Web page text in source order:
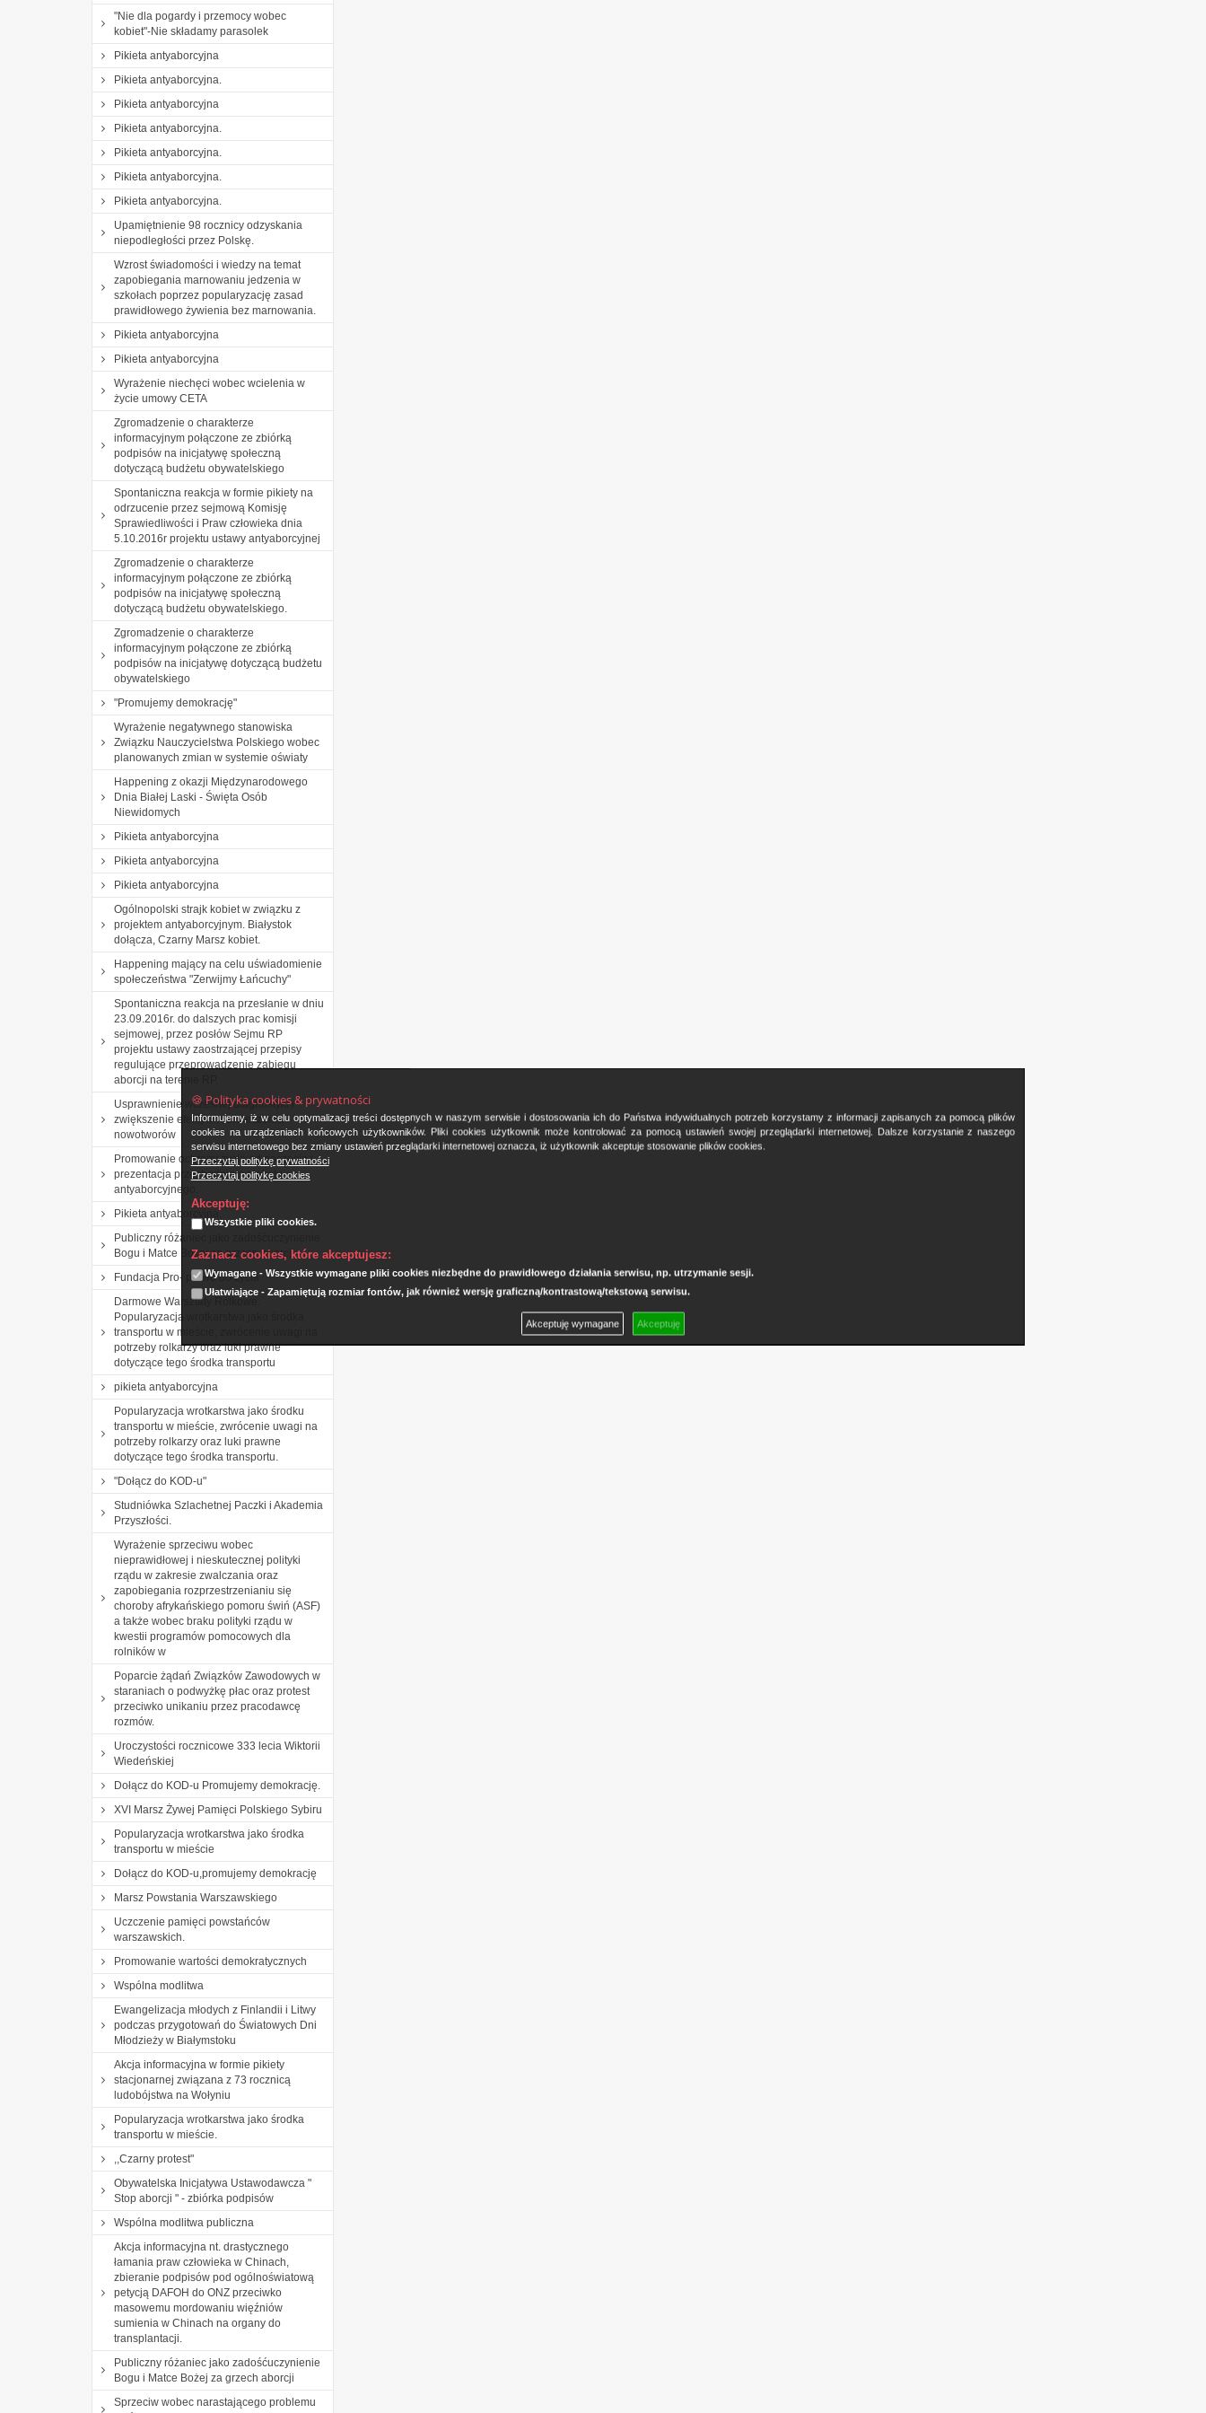
🍪 Polityka cookies & prywatności
Informujemy, iż w celu optymalizacji treści dostępnych w naszym serwisie i dostosowania ich do Państwa indywidualnych potrzeb korzystamy z informacji zapisanych za pomocą plików
cookies na urządzeniach końcowych użytkowników. Pliki cookies użytkownik może kontrolować za pomocą ustawień swojej przeglądarki internetowej. Dalsze korzystanie z naszego
serwisu internetowego bez zmiany ustawień przeglądarki internetowej oznacza, iż użytkownik akceptuje stosowanie plików cookies.
Przeczytaj politykę prywatności
Przeczytaj politykę cookies
Akceptuję:
Wszystkie pliki cookies.
Zaznacz cookies, które akceptujesz:
Wymagane - Wszystkie wymagane pliki cookies niezbędne do prawidłowego działania serwisu, np. utrzymanie sesji.
Ułatwiające - Zapamiętują rozmiar fontów, jak również wersję graficzną/kontrastową/tekstową serwisu.
Akceptuję wymagane Akceptuję
"Nie dla pogardy i przemocy wobec
kobiet"-Nie składamy parasolek
Pikieta antyaborcyjna
Pikieta antyaborcyjna.
Pikieta antyaborcyjna
Pikieta antyaborcyjna.
Pikieta antyaborcyjna.
Pikieta antyaborcyjna.
Pikieta antyaborcyjna.
Upamiętnienie 98 rocznicy odzyskania
niepodległości przez Polskę.
Wzrost świadomości i wiedzy na temat
zapobiegania marnowaniu jedzenia w
szkołach poprzez popularyzację zasad
prawidłowego żywienia bez marnowania.
Pikieta antyaborcyjna
Pikieta antyaborcyjna
Wyrażenie niechęci wobec wcielenia w
życie umowy CETA
Zgromadzenie o charakterze
informacyjnym połączone ze zbiórką
podpisów na inicjatywę społeczną
dotyczącą budżetu obywatelskiego
Spontaniczna reakcja w formie pikiety na
odrzucenie przez sejmową Komisję
Sprawiedliwości i Praw człowieka dnia
5.10.2016r projektu ustawy antyaborcyjnej
Zgromadzenie o charakterze
informacyjnym połączone ze zbiórką
podpisów na inicjatywę społeczną
dotyczącą budżetu obywatelskiego.
Zgromadzenie o charakterze
informacyjnym połączone ze zbiórką
podpisów na inicjatywę dotyczącą budżetu
obywatelskiego
"Promujemy demokrację"
Wyrażenie negatywnego stanowiska
Związku Nauczycielstwa Polskiego wobec
planowanych zmian w systemie oświaty
Happening z okazji Międzynarodowego
Dnia Białej Laski - Święta Osób
Niewidomych
Pikieta antyaborcyjna
Pikieta antyaborcyjna
Pikieta antyaborcyjna
Ogólnopolski strajk kobiet w związku z
projektem antyaborcyjnym. Białystok
dołącza, Czarny Marsz kobiet.
Happening mający na celu uświadomienie
społeczeństwa "Zerwijmy Łańcuchy"
Spontaniczna reakcja na przesłanie w dniu
23.09.2016r. do dalszych prac komisji
sejmowej, przez posłów Sejmu RP
projektu ustawy zaostrzającej przepisy
regulujące przeprowadzenie zabiegu
aborcji na terenie RP.
Usprawnienie wczesnej diagnostyki i
zwiększenie efektywności leczenia
nowotworów
Promowanie ochrony życia od poczęcia i
prezentacja przechodniom plakatu
antyaborcyjnego.
Pikieta antyaborcyjna.
Publiczny różaniec jako zadośćuczynienie
Bogu i Matce Bożej za grzech aborcji.
Fundacja Pro- prawo do życia
Darmowe Warsztaty Rolkowe.
Popularyzacja wrotkarstwa jako środka
transportu w mieście, zwrócenie uwagi na
potrzeby rolkarzy oraz luki prawne
dotyczące tego środka transportu
pikieta antyaborcyjna
Popularyzacja wrotkarstwa jako środku
transportu w mieście, zwrócenie uwagi na
potrzeby rolkarzy oraz luki prawne
dotyczące tego środka transportu.
"Dołącz do KOD-u"
Studniówka Szlachetnej Paczki i Akademia
Przyszłości.
Wyrażenie sprzeciwu wobec
nieprawidłowej i nieskutecznej polityki
rządu w zakresie zwalczania oraz
zapobiegania rozprzestrzenianiu się
choroby afrykańskiego pomoru świń (ASF)
a także wobec braku polityki rządu w
kwestii programów pomocowych dla
rolników w
Poparcie żądań Związków Zawodowych w
staraniach o podwyżkę płac oraz protest
przeciwko unikaniu przez pracodawcę
rozmów.
Uroczystości rocznicowe 333 lecia Wiktorii
Wiedeńskiej
Dołącz do KOD-u Promujemy demokrację.
XVI Marsz Żywej Pamięci Polskiego Sybiru
Popularyzacja wrotkarstwa jako środka
transportu w mieście
Dołącz do KOD-u,promujemy demokrację
Marsz Powstania Warszawskiego
Uczczenie pamięci powstańców
warszawskich.
Promowanie wartości demokratycznych
Wspólna modlitwa
Ewangelizacja młodych z Finlandii i Litwy
podczas przygotowań do Światowych Dni
Młodzieży w Białymstoku
Akcja informacyjna w formie pikiety
stacjonarnej związana z 73 rocznicą
ludobójstwa na Wołyniu
Popularyzacja wrotkarstwa jako środka
transportu w mieście.
,,Czarny protest"
Obywatelska Inicjatywa Ustawodawcza "
Stop aborcji " - zbiórka podpisów
Wspólna modlitwa publiczna
Akcja informacyjna nt. drastycznego
łamania praw człowieka w Chinach,
zbieranie podpisów pod ogólnoświatową
petycją DAFOH do ONZ przeciwko
masowemu mordowaniu więźniów
sumienia w Chinach na organy do
transplantacji.
Publiczny różaniec jako zadośćuczynienie
Bogu i Matce Bożej za grzech aborcji
Sprzeciw wobec narastającego problemu